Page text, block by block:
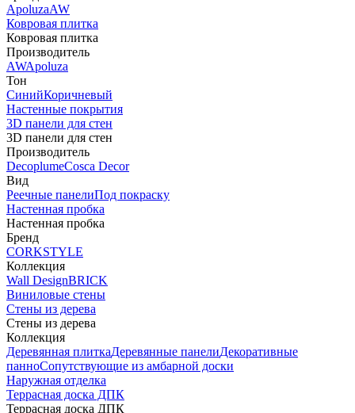
ApoluzaAW
Ковровая плитка
Ковровая плитка
Производитель
AWApoluza
Тон
СинийКоричневый
Настенные покрытия
3D панели для стен
3D панели для стен
Производитель
DecoplumeCosca Decor
Вид
Реечные панелиПод покраску
Настенная пробка
Настенная пробка
Бренд
CORKSTYLE
Коллекция
Wall DesignBRICK
Виниловые стены
Стены из дерева
Стены из дерева
Коллекция
Деревянная плиткаДеревянные панелиДекоративные
панноСопутствующие из амбарной доски
Наружная отделка
Террасная доска ДПК
Террасная доска ДПК